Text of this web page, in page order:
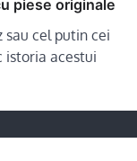
piese originale
cel putin cei
istoria acestui